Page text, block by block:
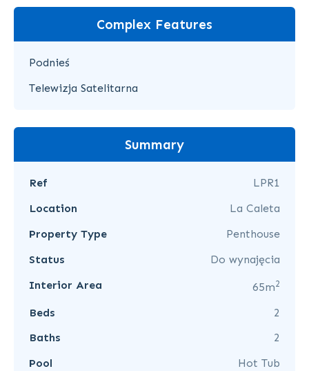
Complex Features
Podnieś
Telewizja Satelitarna
Summary
Ref
LPR1
Location
La Caleta
Property Type
Penthouse
Status
Do wynajęcia
Interior Area
65m2
Beds
2
Baths
2
Pool
Hot Tub